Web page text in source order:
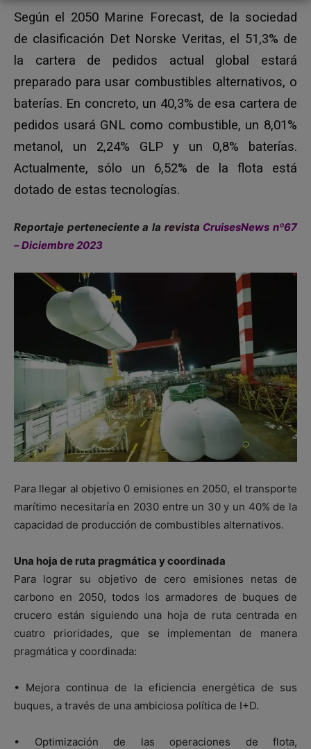
Según el 2050 Marine Forecast, de la sociedad
de clasificación Det Norske Veritas, el 51,3% de
la cartera de pedidos actual global estará
preparado para usar combustibles alternativos, o
baterías. En concreto, un 40,3% de esa cartera de
pedidos usará GNL como combustible, un 8,01%
metanol, un 2,24% GLP y un 0,8% baterías.
Actualmente, sólo un 6,52% de la flota está
dotado de estas tecnologías.
Reportaje perteneciente a la revista CruisesNews nº67
– Diciembre 2023
Para llegar al objetivo 0 emisiones en 2050, el transporte
marítimo necesitaría en 2030 entre un 30 y un 40% de la
capacidad de producción de combustibles alternativos.
Una hoja de ruta pragmática y coordinada
Para lograr su objetivo de cero emisiones netas de
carbono en 2050, todos los armadores de buques de
crucero están siguiendo una hoja de ruta centrada en
cuatro prioridades, que se implementan de manera
pragmática y coordinada:
• Mejora continua de la eficiencia energética de sus
buques, a través de una ambiciosa política de I+D.
• Optimización de las operaciones de flota,